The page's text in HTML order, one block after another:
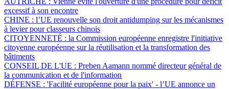
excessif à son encontre
CHINE : l’UE renouvelle son droit antidumping sur les mécanismes
à levier pour classeurs chinois
CITOYENNETÉ : la Commission européenne enregistre l'initiative
citoyenne européenne sur la réutilisation et la transformation des
bâtiments
CONSEIL DE L'UE : Preben Aamann nommé directeur général de
la communication et de l'information
DÉFENSE : 'Facilité européenne pour la paix' - l’UE annonce un